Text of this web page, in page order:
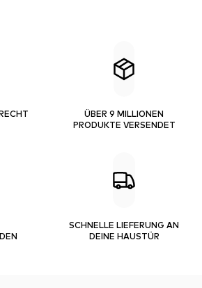
ÜBER 9 MILLIONEN
PRODUKTE VERSENDET
SCHNELLE LIEFERUNG AN
DEINE HAUSTÜR